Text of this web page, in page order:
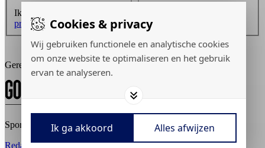
Cookies & privacy
Wij gebruiken functionele en analytische cookies
om onze website te optimaliseren en het gebruik
ervan te analyseren.
Ik ga akkoord Alles afwijzen
Ik ontvang graag de nieuwsbrief en ga akkoord met de
privacyverklaring.
Inschrijven
Gerealiseerd door:
Sport Knowhow XL © 2026
RedactiestatuutAdverterenPrivacy policy